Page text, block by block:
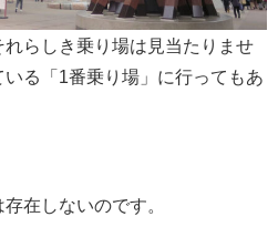
らしき乗り場は見当たりませ
る「1番乗り場」に行ってもあ
在しないのです。